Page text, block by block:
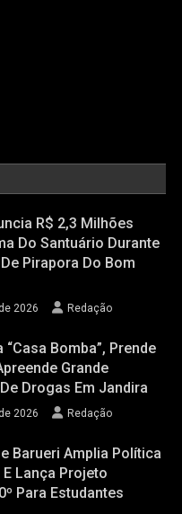
R$ 2,3 Milhões
Do Santuário Durante
Pirapora Do Bom
2026 Redação
“casa Bomba”, Prende
Grande
Drogas Em Jandira
2026 Redação
Barueri Amplia Política
Lança Projeto
Para Estudantes